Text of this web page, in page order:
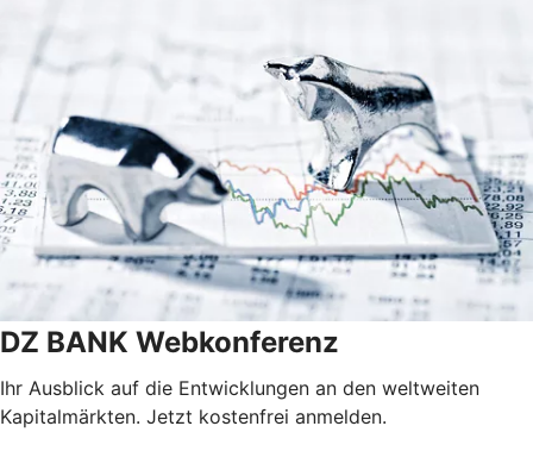
DZ BANK Webkonferenz
Ihr Ausblick auf die Entwicklungen an den weltweiten
Kapitalmärkten. Jetzt kostenfrei anmelden.